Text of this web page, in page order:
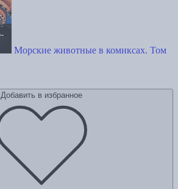
Морские животные в комиксах. Том
Добавить в избранное